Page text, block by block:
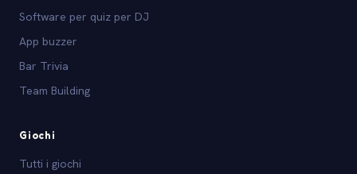
Software per quiz per DJ
App buzzer
Bar Trivia
Team Building
Giochi
Tutti i giochi